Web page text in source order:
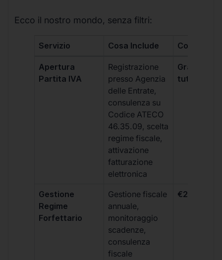
Ecco il nostro mondo, senza filtri:
Servizio Cosa Include Costo
Apertura
Partita IVA
Registrazione
presso Agenzia
delle Entrate,
consulenza su
Codice ATECO
46.35.09, scelta
regime fiscale,
attivazione
fatturazione
elettronica
Gratis,
tutti i piani
Gestione
Regime
Forfettario
Gestione fiscale
annuale,
monitoraggio
scadenze,
consulenza
fiscale
€264 +